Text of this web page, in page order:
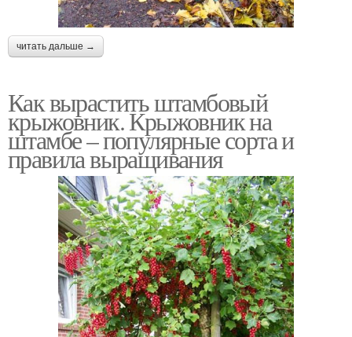
читать дальше →
Как вырастить штамбовый
крыжовник. Крыжовник на
штамбе – популярные сорта и
правила выращивания